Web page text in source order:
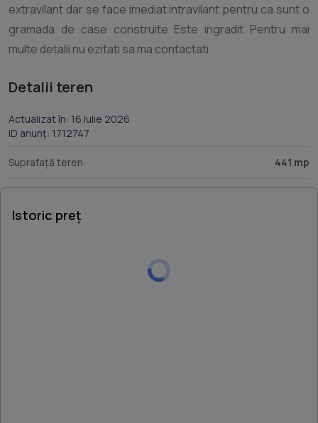
extravilant dar se face imediat intravilant pentru ca sunt o
gramada de case construite Este ingradit Pentru mai
Detalii teren
Actualizat în: 16 Iulie 2026
ID anunț: 1712747
Suprafață teren: 441 mp
Istoric preț